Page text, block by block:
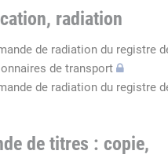
radiation
de radiation du registre
de transport
de radiation du registre
de titres : copie,